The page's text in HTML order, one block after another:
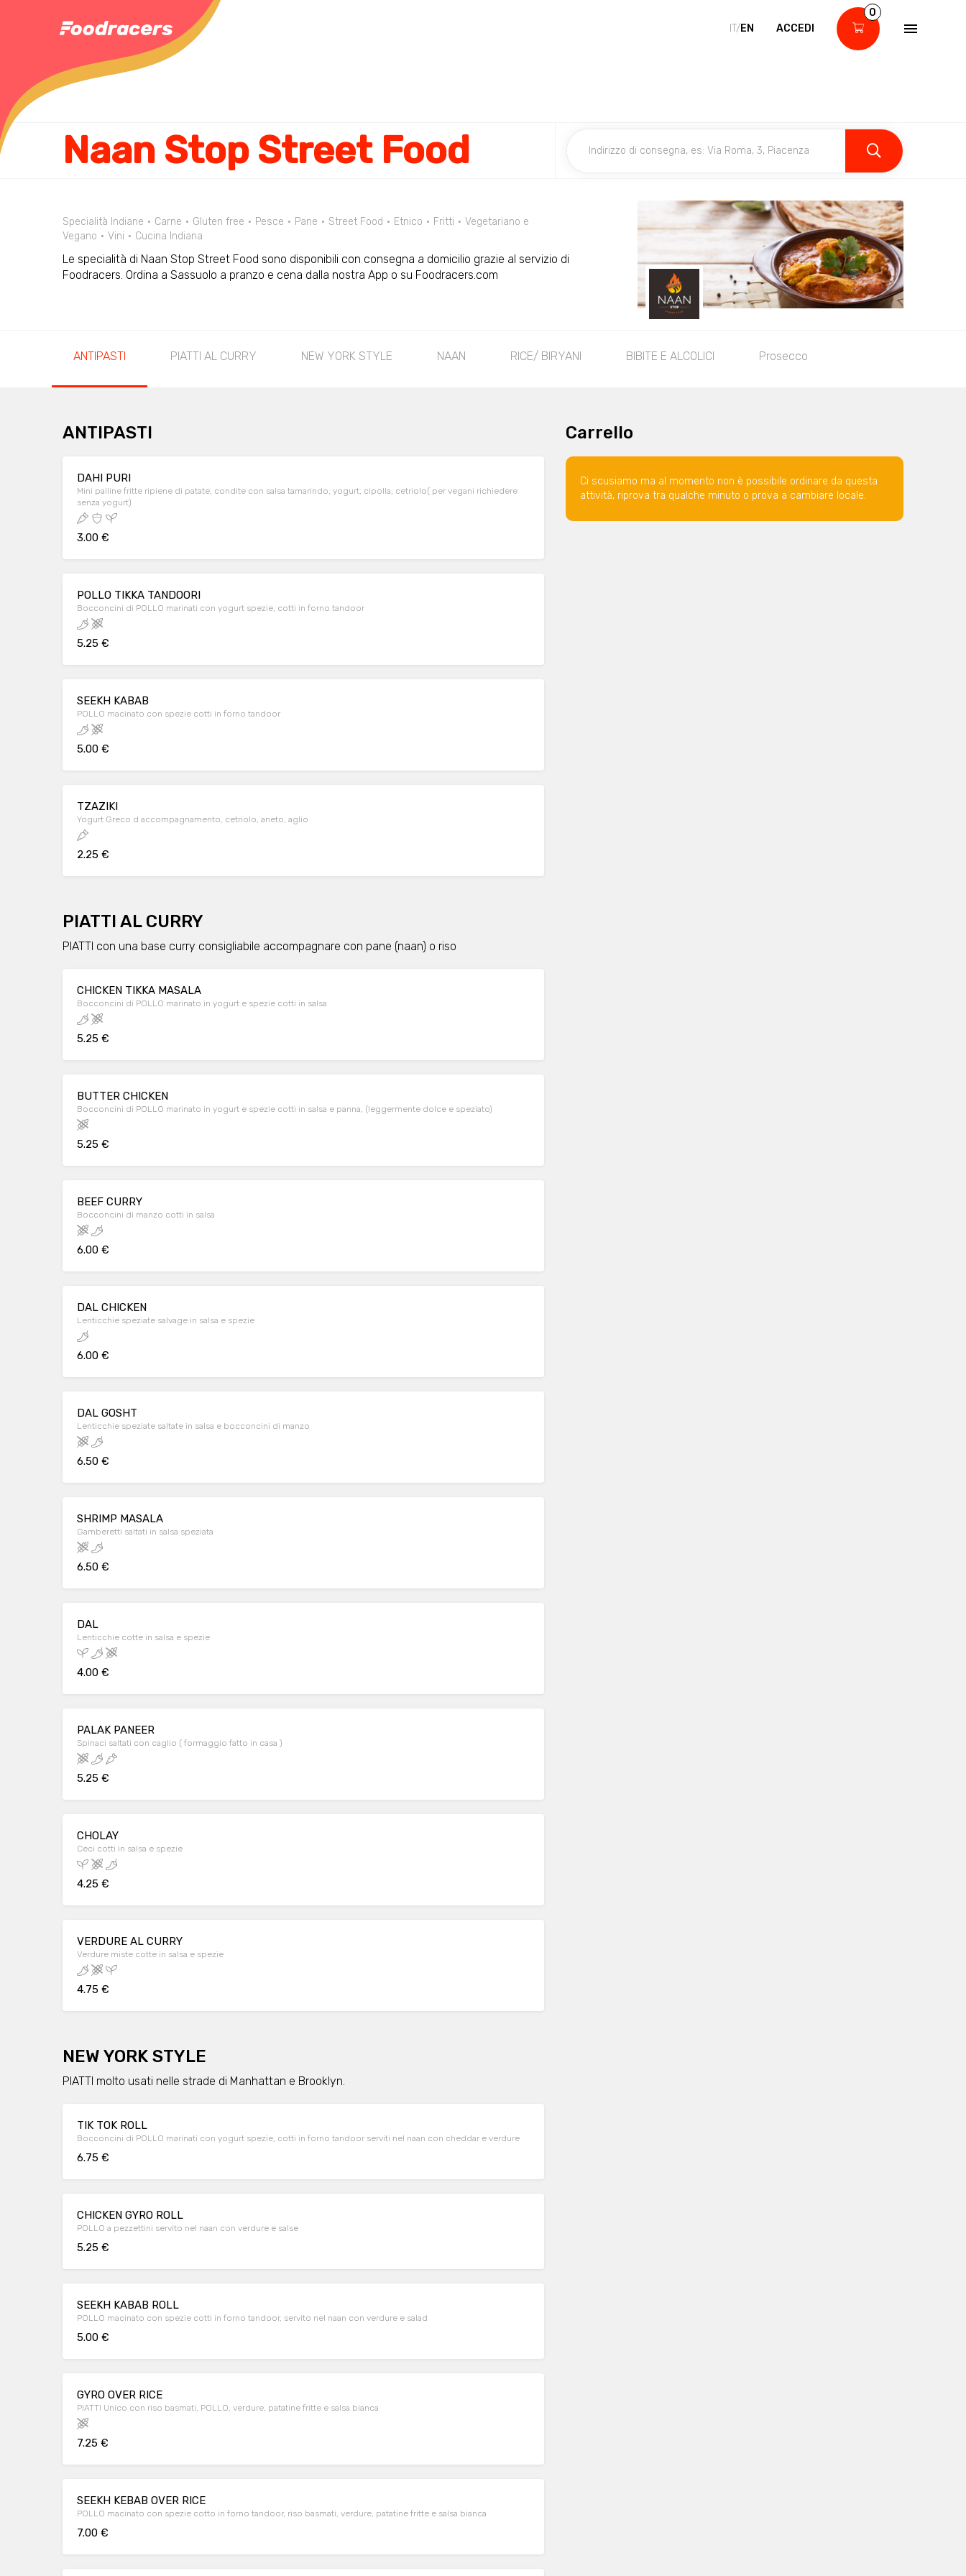
IT/EN ACCEDI
0
Naan Stop Street Food
Specialità Indiane Carne Gluten free Pesce Pane Street Food Etnico Fritti
Vegetariano e
Vegano
Vini Cucina Indiana
Le specialità di Naan Stop Street Food sono disponibili con consegna a domicilio grazie al servizio di
Foodracers. Ordina a Sassuolo a pranzo e cena dalla nostra App o su Foodracers.com
ANTIPASTI PIATTI AL CURRY NEW YORK STYLE NAAN RICE/ BIRYANI BIBITE E ALCOLICI Prosecco
ANTIPASTI
DAHI PURI
Mini palline fritte ripiene di patate, condite con salsa tamarindo, yogurt, cipolla, cetriolo( per vegani richiedere
senza yogurt)
3.00 €
POLLO TIKKA TANDOORI
Bocconcini di POLLO marinati con yogurt spezie, cotti in forno tandoor
5.25 €
SEEKH KABAB
POLLO macinato con spezie cotti in forno tandoor
5.00 €
TZAZIKI
Yogurt Greco d accompagnamento, cetriolo, aneto, aglio
2.25 €
PIATTI AL CURRY
PIATTI con una base curry consigliabile accompagnare con pane (naan) o riso
CHICKEN TIKKA MASALA
Bocconcini di POLLO marinato in yogurt e spezie cotti in salsa
5.25 €
BUTTER CHICKEN
Bocconcini di POLLO marinato in yogurt e spezie cotti in salsa e panna, (leggermente dolce e speziato)
5.25 €
BEEF CURRY
Bocconcini di manzo cotti in salsa
6.00 €
DAL CHICKEN
Lenticchie speziate salvage in salsa e spezie
6.00 €
DAL GOSHT
Lenticchie speziate saltate in salsa e bocconcini di manzo
6.50 €
SHRIMP MASALA
Gamberetti saltati in salsa speziata
6.50 €
DAL
Lenticchie cotte in salsa e spezie
4.00 €
PALAK PANEER
Spinaci saltati con caglio ( formaggio fatto in casa )
5.25 €
CHOLAY
Ceci cotti in salsa e spezie
4.25 €
VERDURE AL CURRY
Verdure miste cotte in salsa e spezie
4.75 €
NEW YORK STYLE
PIATTI molto usati nelle strade di Manhattan e Brooklyn.
TIK TOK ROLL
Bocconcini di POLLO marinati con yogurt spezie, cotti in forno tandoor serviti nel naan con cheddar e verdure
6.75 €
CHICKEN GYRO ROLL
POLLO a pezzettini servito nel naan con verdure e salse
5.25 €
SEEKH KABAB ROLL
POLLO macinato con spezie cotti in forno tandoor, servito nel naan con verdure e salad
5.00 €
GYRO OVER RICE
PIATTI Unico con riso basmati, POLLO, verdure, patatine fritte e salsa bianca
7.25 €
SEEKH KEBAB OVER RICE
POLLO macinato con spezie cotto in forno tandoor, riso basmati, verdure, patatine fritte e salsa bianca
7.00 €
Carrello
Ci scusiamo ma al momento non è possibile ordinare da questa
attività, riprova tra qualche minuto o prova a cambiare locale.